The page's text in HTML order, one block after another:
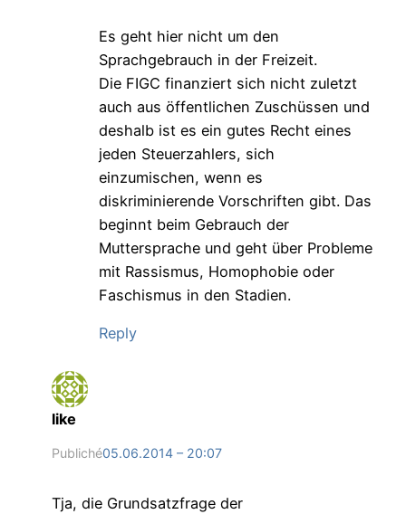
Es geht hier nicht um den
Sprachgebrauch in der Freizeit.
Die FIGC finanziert sich nicht zuletzt
auch aus öffentlichen Zuschüssen und
deshalb ist es ein gutes Recht eines
jeden Steuerzahlers, sich
einzumischen, wenn es
diskriminierende Vorschriften gibt. Das
beginnt beim Gebrauch der
Muttersprache und geht über Probleme
mit Rassismus, Homophobie oder
Faschismus in den Stadien.
Reply
like
Publiché05.06.2014 – 20:07
Tja, die Grundsatzfrage der